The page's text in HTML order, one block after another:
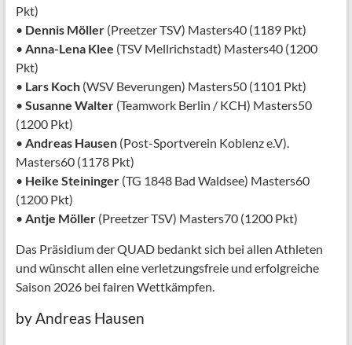
Pkt)
• Dennis Möller(Preetzer TSV) Masters40 (1189 Pkt)
• Anna-Lena Klee (TSV Mellrichstadt) Masters40 (1200
Pkt)
• Lars Koch(WSV Beverungen) Masters50 (1101 Pkt)
• Susanne Walter(Teamwork Berlin / KCH) Masters50
(1200 Pkt)
• Andreas Hausen(Post-Sportverein Koblenz e.V).
Masters60 (1178 Pkt)
• Heike Steininger(TG 1848 Bad Waldsee) Masters60
(1200 Pkt)
• Antje Möller(Preetzer TSV) Masters70 (1200 Pkt)
Das Präsidium der QUAD bedankt sich bei allen Athleten
und wünscht allen eine verletzungsfreie und erfolgreiche
Saison 2026 bei fairen Wettkämpfen.
by Andreas Hausen